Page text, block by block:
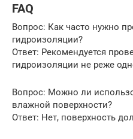
FAQ
Вопрос: Как часто нужно
гидроизоляции?
Ответ: Рекомендуется
гидроизоляции не реже
Вопрос: Можно ли
влажной поверхности?
Ответ: Нет, поверхность